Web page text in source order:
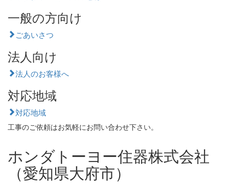
一般の方向け
ごあいさつ
法人向け
法人のお客様へ
対応地域
対応地域
工事のご依頼はお気軽にお問い合わせ下さい。
ホンダトーヨー住器株式会社
（愛知県大府市）